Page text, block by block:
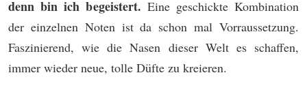
denn bin ich begeistert. Eine geschickte Kombination
der einzelnen Noten ist da schon mal Vorraussetzung.
Faszinierend, wie die Nasen dieser Welt es schaffen,
immer wieder neue, tolle Düfte zu kreieren.